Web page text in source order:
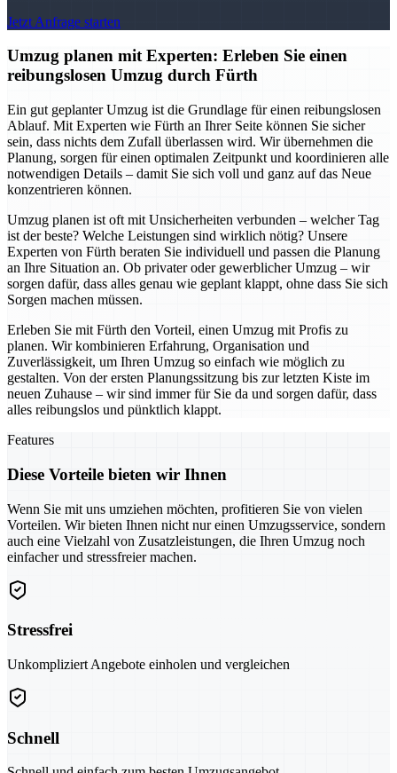
Jetzt Anfrage starten
Umzug planen mit Experten: Erleben Sie einen
reibungslosen Umzug durch Fürth
Ein gut geplanter Umzug ist die Grundlage für einen reibungslosen
Ablauf. Mit Experten wie Fürth an Ihrer Seite können Sie sicher
sein, dass nichts dem Zufall überlassen wird. Wir übernehmen die
Planung, sorgen für einen optimalen Zeitpunkt und koordinieren alle
notwendigen Details – damit Sie sich voll und ganz auf das Neue
konzentrieren können.
Umzug planen ist oft mit Unsicherheiten verbunden – welcher Tag
ist der beste? Welche Leistungen sind wirklich nötig? Unsere
Experten von Fürth beraten Sie individuell und passen die Planung
an Ihre Situation an. Ob privater oder gewerblicher Umzug – wir
sorgen dafür, dass alles genau wie geplant klappt, ohne dass Sie sich
Sorgen machen müssen.
Erleben Sie mit Fürth den Vorteil, einen Umzug mit Profis zu
planen. Wir kombinieren Erfahrung, Organisation und
Zuverlässigkeit, um Ihren Umzug so einfach wie möglich zu
gestalten. Von der ersten Planungssitzung bis zur letzten Kiste im
neuen Zuhause – wir sind immer für Sie da und sorgen dafür, dass
alles reibungslos und pünktlich klappt.
Features
Diese Vorteile bieten wir Ihnen
Wenn Sie mit uns umziehen möchten, profitieren Sie von vielen
Vorteilen. Wir bieten Ihnen nicht nur einen Umzugsservice, sondern
auch eine Vielzahl von Zusatzleistungen, die Ihren Umzug noch
einfacher und stressfreier machen.
Stressfrei
Unkompliziert Angebote einholen und vergleichen
Schnell